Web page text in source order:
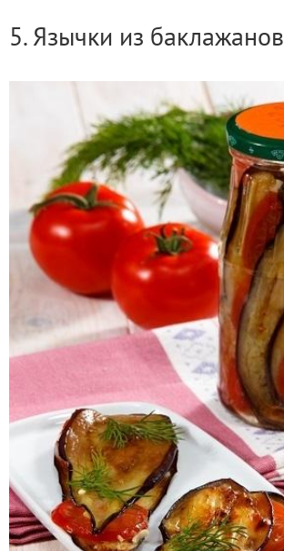
5. Язычки из баклажанов